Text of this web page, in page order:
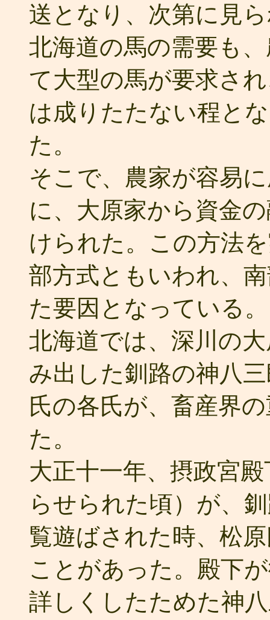
送となり、次第に見
北海道の馬の需要も
て大型の馬が要求さ
は成りたたない程と
た。
そこで、農家が容易
に、大原家から資金
けられた。この方法
部方式ともいわれ、
た要因となっている。
北海道では、深川の
み出した釧路の神八
氏の各氏が、畜産界
た。
大正十一年、摂政宮
らせられた頃）が、
覧遊ばされた時、松
ことがあった。殿下
詳しくしたためた神